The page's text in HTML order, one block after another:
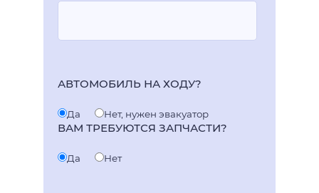
АВТОМОБИЛЬ НА ХОДУ?
Да Нет, нужен эвакуатор
ВАМ ТРЕБУЮТСЯ ЗАПЧАСТИ?
Да Нет